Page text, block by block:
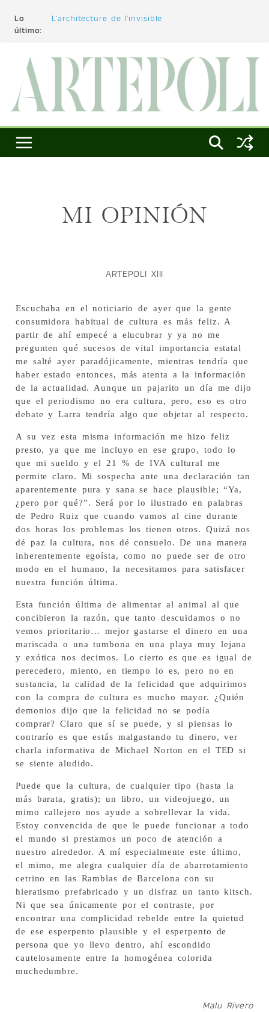
Lo
último:
L’architecture de l’invisible
Utopías de un viajero
Blanca Beatriz Caraballo o el ascenso de la
conciencia
MI OPINIÓN
ARTEPOLI XIII
Escuchaba en el noticiario de ayer que la gente
consumidora habitual de cultura es más feliz. A
partir de ahí empecé a elucubrar y ya no me
pregunten qué sucesos de vital importancia estatal
me salté ayer paradójicamente, mientras tendría que
haber estado entonces, más atenta a la información
de la actualidad. Aunque un pajarito un día me dijo
que el periodismo no era cultura, pero, eso es otro
debate y Larra tendría algo que objetar al respecto.
A su vez esta misma información me hizo feliz
presto, ya que me incluyo en ese grupo, todo lo
que mi sueldo y el 21 % de IVA cultural me
permite claro. Mi sospecha ante una declaración tan
aparentemente pura y sana se hace plausible; “Ya,
¿pero por qué?”. Será por lo ilustrado en palabras
de Pedro Ruiz que cuando vamos al cine durante
dos horas los problemas los tienen otros. Quizá nos
dé paz la cultura, nos dé consuelo. De una manera
inherentemente egoísta, como no puede ser de otro
modo en el humano, la necesitamos para satisfacer
nuestra función última.
Esta función última de alimentar al animal al que
concibieron la razón, que tanto descuidamos o no
vemos prioritario… mejor gastarse el dinero en una
mariscada o una tumbona en una playa muy lejana
y exótica nos decimos. Lo cierto es que es igual de
perecedero, miento, en tiempo lo es, pero no en
sustancia, la calidad de la felicidad que adquirimos
con la compra de cultura es mucho mayor. ¿Quién
demonios dijo que la felicidad no se podía
comprar? Claro que sí se puede, y si piensas lo
contrarío es que estás malgastando tu dinero, ver
charla informativa de Michael Norton en el TED si
se siente aludido.
Puede que la cultura, de cualquier tipo (hasta la
más barata, gratis); un libro, un videojuego, un
mimo callejero nos ayude a sobrellevar la vida.
Estoy convencida de que le puede funcionar a todo
el mundo si prestamos un poco de atención a
nuestro alrededor. A mí especialmente este último,
el mimo, me alegra cualquier día de abarrotamiento
cetrino en las Ramblas de Barcelona con su
hieratismo prefabricado y un disfraz un tanto kitsch.
Ni que sea únicamente por el contraste, por
encontrar una complicidad rebelde entre la quietud
de ese esperpento plausible y el esperpento de
persona que yo llevo dentro, ahí escondido
cautelosamente entre la homogénea colorida
muchedumbre.
Malu Rivero